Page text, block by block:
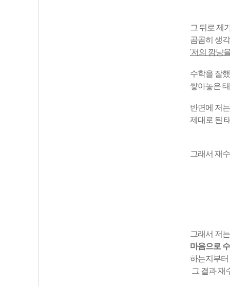
그 뒤로 제
곰곰히 생
'저의 깜냥
수학을 잘
쌓아놓은
반면에 저
제대로 된
그래서 재
그래서 저
마음으로
하는지부
그 결과 재